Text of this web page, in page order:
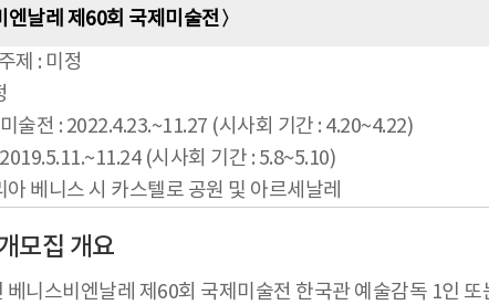
엔날레 제60회 국제미술전〉
제 : 미정
술전 : 2022.4.23.~11.27 (시사회 기간 : 4.20~4.22)
(시사회 기간 : 5.8~5.10)
베니스 시 카스텔로 공원 및 아르세날레
모집 개요
베니스비엔날레 제60회 국제미술전 한국관 예술감독 1인 또